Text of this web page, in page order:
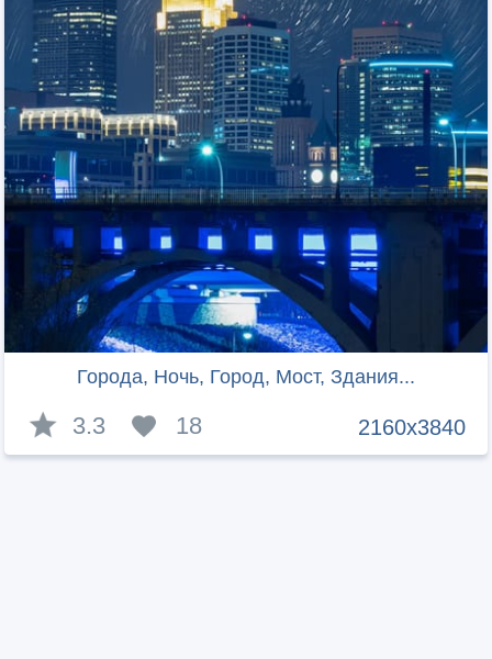
Города, Ночь, Город, Мост, Здания...
2160x3840
3.3 18